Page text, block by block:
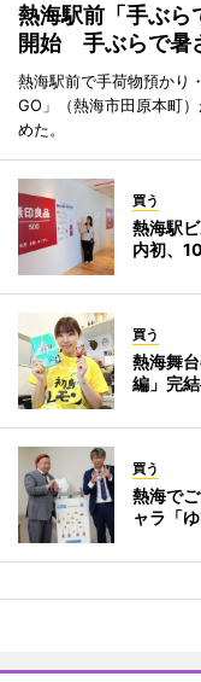
熱海駅前「手ぶら
開始 手ぶらで暑
熱海駅前で手荷物預かり
GO」（熱海市田原本町
めた。
買う
熱海駅
内初、
買う
熱海舞
編」完
買う
熱海で
ャラ「